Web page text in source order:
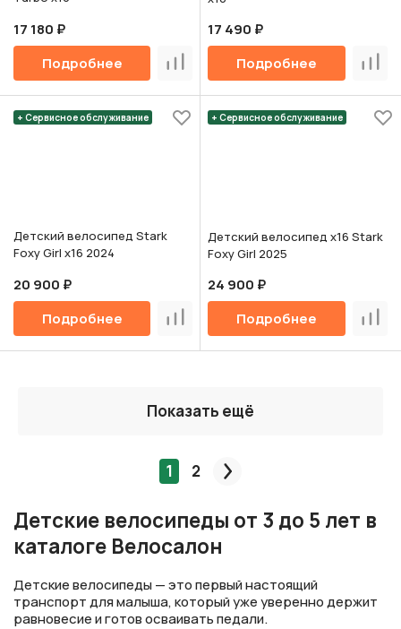
17 180 ₽
Подробнее
Сравнить
17 490 ₽
Подробнее
+ Сервисное обслуживание
Детский велосипед Stark
Foxy Girl х16 2024
20 900 ₽
Подробнее
Сравнить
+ Сервисное обслуживание
Детский велосипед х16 Stark
Foxy Girl 2025
24 900 ₽
Подробнее
Показать ещё
1 2 След.
Детские велосипеды от 3 до 5 лет в
каталоге Велосалон
Детские велосипеды — это первый настоящий
транспорт для малыша, который уже уверенно держит
равновесие и готов осваивать педали.